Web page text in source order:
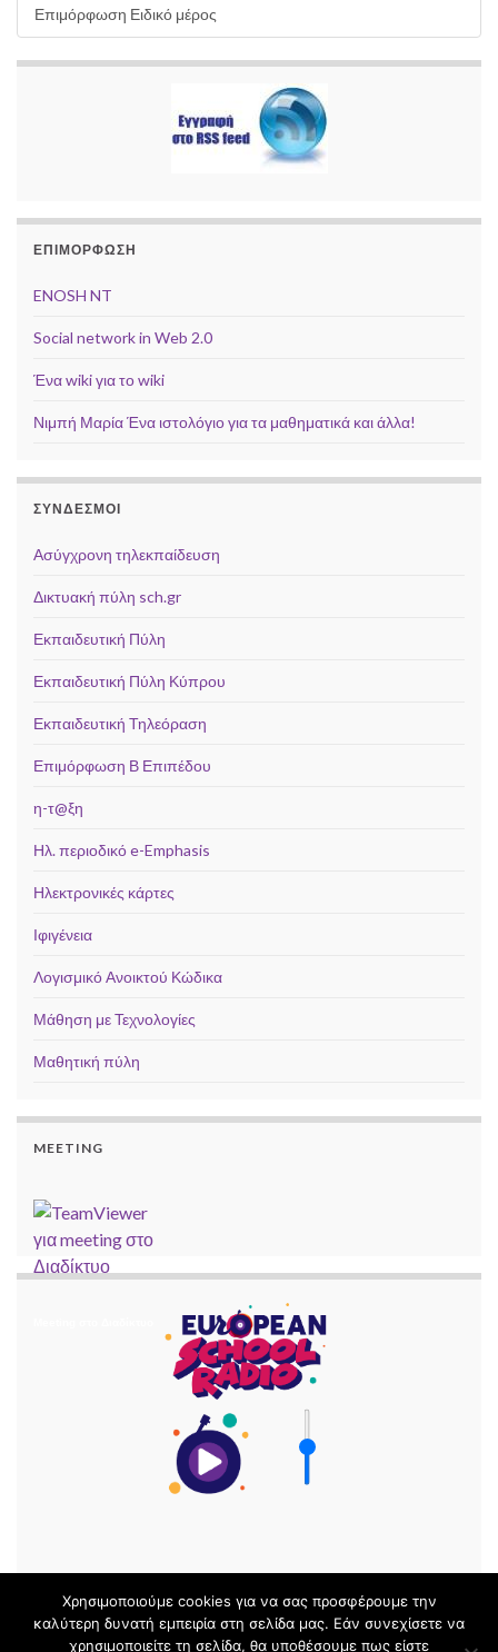
Επιμόρφωση Ειδικό μέρος
ΕΠΙΜΟΡΦΩΣΗ
ENOSH NT
Social network in Web 2.0
Ένα wiki για το wiki
Νιμπή Μαρία Ένα ιστολόγιο για τα μαθηματικά και άλλα!
ΣΥΝΔΕΣΜΟΙ
Ασύγχρονη τηλεκπαίδευση
Δικτυακή πύλη sch.gr
Εκπαιδευτική Πύλη
Εκπαιδευτική Πύλη Κύπρου
Εκπαιδευτική Τηλεόραση
Επιμόρφωση Β Επιπέδου
η-τ@ξη
Ηλ. περιοδικό e-Emphasis
Ηλεκτρονικές κάρτες
Ιφιγένεια
Λογισμικό Ανοικτού Κώδικα
Μάθηση με Τεχνολογίες
Μαθητική πύλη
MEETING
Χρησιμοποιούμε cookies για να σας προσφέρουμε την
καλύτερη δυνατή εμπειρία στη σελίδα μας. Εάν συνεχίσετε να
χρησιμοποιείτε τη σελίδα, θα υποθέσουμε πως είστε